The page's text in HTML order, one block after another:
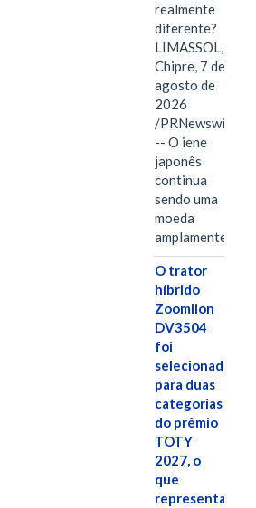
realmente
diferente?
LIMASSOL,
Chipre, 7 de
agosto de
2026
/PRNewswire/
-- O iene
japonês
continua
sendo uma
moeda
amplamente…
O trator
híbrido
Zoomlion
DV3504
foi
selecionado
para duas
categorias
do prêmio
TOTY
2027, o
que
representa